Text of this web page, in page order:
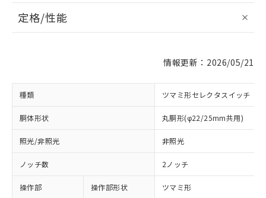
定格/性能
情報更新：2026/05/21
種類 ツマミ形セレクタスイッチ
胴体形状 丸胴形(φ22/25mm共用)
照光/非照光 非照光
ノッチ数 2ノッチ
操作部 操作部形状 ツマミ形